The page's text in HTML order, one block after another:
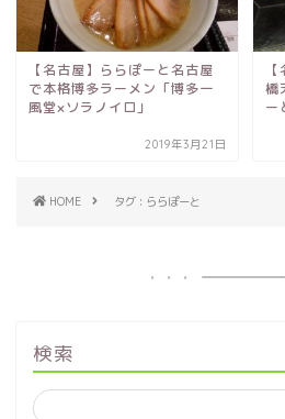
【名古屋】ららぽーと名古屋
で本格博多ラーメン「博多一
風堂×ソラノイロ」
2019年3月21日
橋
ー
HOME タグ : ららぽーと
検索